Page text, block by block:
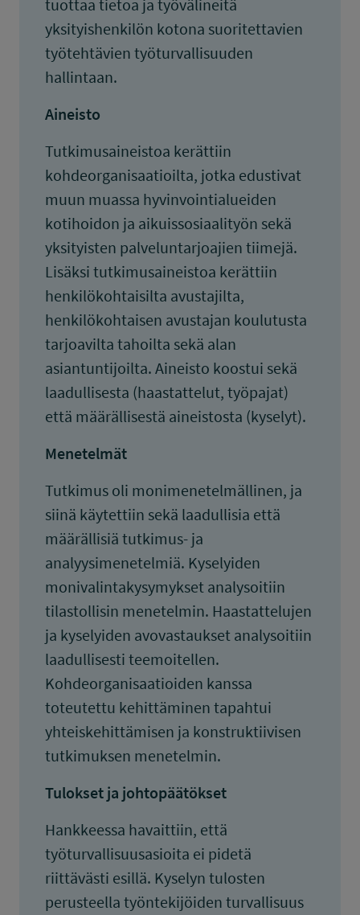
tuottaa tietoa ja työvälineitä
yksityishenkilön kotona suoritettavien
työtehtävien työturvallisuuden
hallintaan.
Aineisto
Tutkimusaineistoa kerättiin
kohdeorganisaatioilta, jotka edustivat
muun muassa hyvinvointialueiden
kotihoidon ja aikuissosiaalityön sekä
yksityisten palveluntarjoajien tiimejä.
Lisäksi tutkimusaineistoa kerättiin
henkilökohtaisilta avustajilta,
henkilökohtaisen avustajan koulutusta
tarjoavilta tahoilta sekä alan
asiantuntijoilta. Aineisto koostui sekä
laadullisesta (haastattelut, työpajat)
että määrällisestä aineistosta (kyselyt).
Menetelmät
Tutkimus oli monimenetelmällinen, ja
siinä käytettiin sekä laadullisia että
määrällisiä tutkimus- ja
analyysimenetelmiä. Kyselyiden
monivalintakysymykset analysoitiin
tilastollisin menetelmin. Haastattelujen
ja kyselyiden avovastaukset analysoitiin
laadullisesti teemoitellen.
Kohdeorganisaatioiden kanssa
toteutettu kehittäminen tapahtui
yhteiskehittämisen ja konstruktiivisen
tutkimuksen menetelmin.
Tulokset ja johtopäätökset
Hankkeessa havaittiin, että
työturvallisuusasioita ei pidetä
riittävästi esillä. Kyselyn tulosten
perusteella työntekijöiden turvallisuus